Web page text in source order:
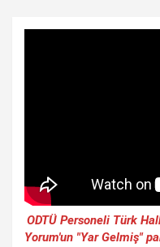
ODTÜ Personeli Türk
Yorum'un "Yar Gelmiş"